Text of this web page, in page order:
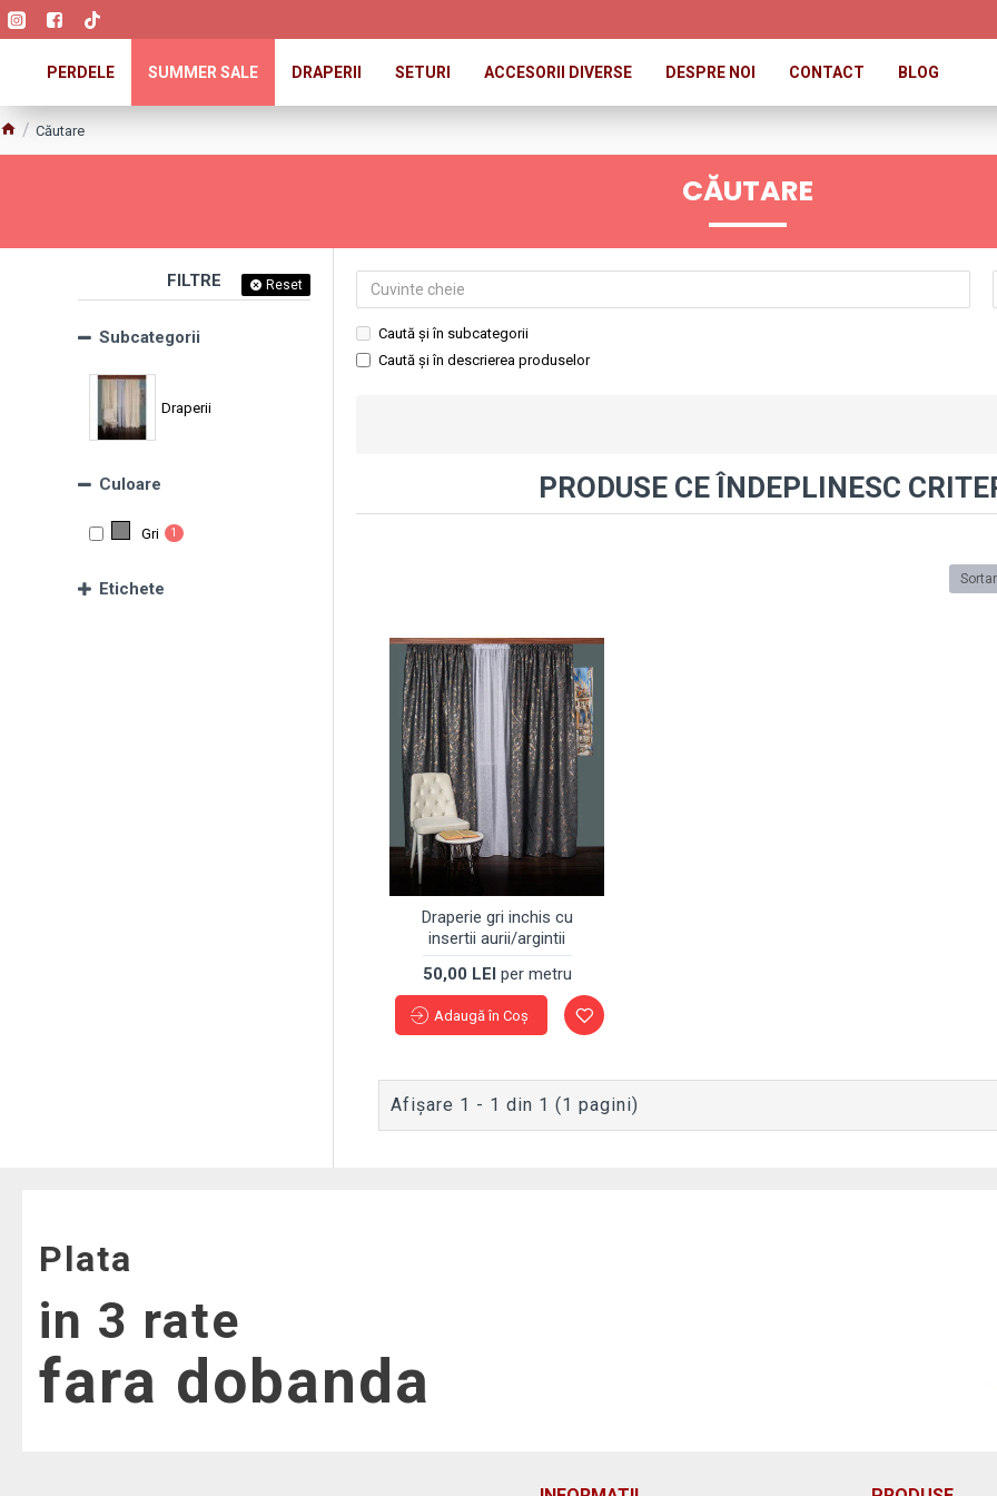
PERDELE SUMMER SALE DRAPERII SETURI ACCESORII DIVERSE DESPRE NOI CONTACT BLOG
Căutare
CĂUTARE
FILTRE Reset
Subcategorii
Draperii
Culoare
Gri 1
Etichete
Caută și în subcategorii
Caută și în descrierea produselor
PRODUSE CE ÎNDEPLINESC
Draperie gri inchis cu
insertii aurii/argintii
50,00 LEI per metru
Adaugă în Coş
Afişare 1 - 1 din 1 (1 pagini)
Plata
in 3 rate
fara dobanda